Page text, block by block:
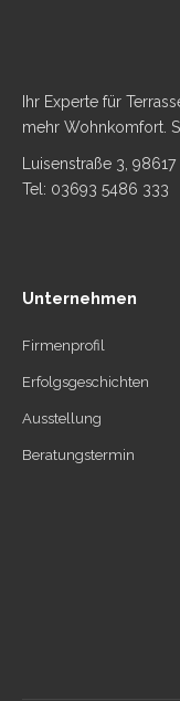
Ihr Experte für
mehr Wohnkomfort.
Luisenstraße 3,
Tel: 03693 5486 333
Unternehmen
Firmenprofil
Erfolgsgeschichten
Ausstellung
Beratungstermin